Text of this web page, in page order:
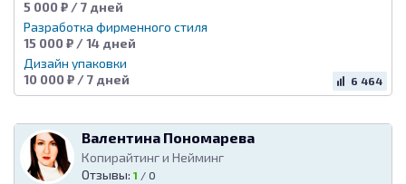
5 000 ₽ / 7 дней
Разработка фирменного стиля
15 000 ₽ / 14 дней
Дизайн упаковки
10 000 ₽ / 7 дней
6 464
Валентина Пономарева
Копирайтинг и Нейминг
Отзывы: 1 / 0